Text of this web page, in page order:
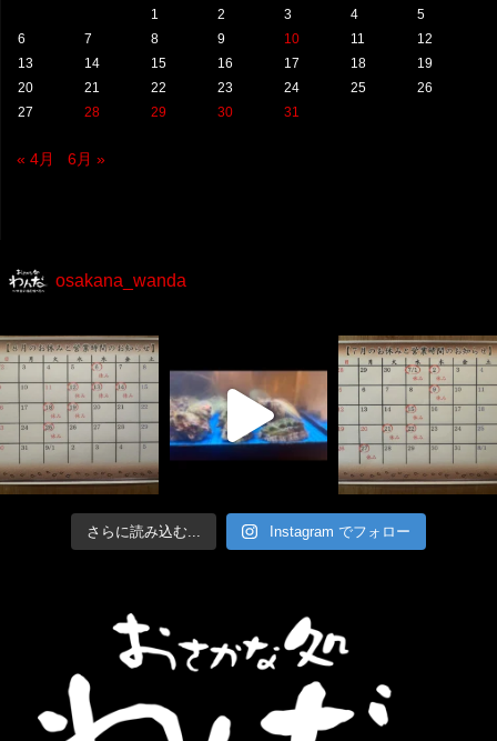
1
2 3 4
5
6
7 8 9 10 11
12
13
14 15 16 17 18
19
20
21 22 23 24 25
26
27
28 29 30 31
« 4月 6月 »
osakana_wanda
さらに読み込む... Instagram でフォロー